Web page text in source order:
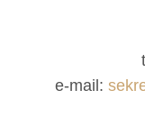
e-mail: